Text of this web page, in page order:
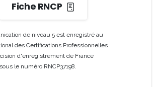
Fiche RNCP
de niveau 5 est enregistré au
des Certifications Professionnelles
d'enregistrement de France
le numéro RNCP37198.